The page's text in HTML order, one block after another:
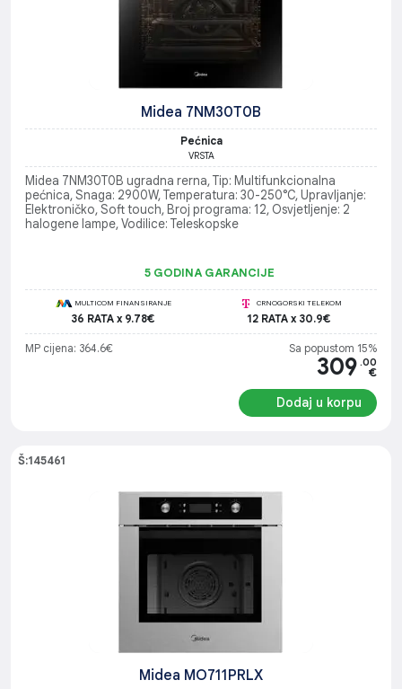
Midea 7NM30T0B
Pećnica
VRSTA
Midea 7NM30T0B ugradna rerna, Tip: Multifunkcionalna
pećnica, Snaga: 2900W, Temperatura: 30-250°C, Upravljanje:
Elektroničko, Soft touch, Broj programa: 12, Osvjetljenje: 2
halogene lampe, Vodilice: Teleskopske
5 GODINA GARANCIJE
MULTICOM FINANSIRANJE
36 RATA x 9.78€
CRNOGORSKI TELEKOM
12 RATA x 30.9€
MP cijena: 364.6€ Sa popustom 15%
309 .00
€
Dodaj u korpu
Š:145461
Midea MO711PRLX